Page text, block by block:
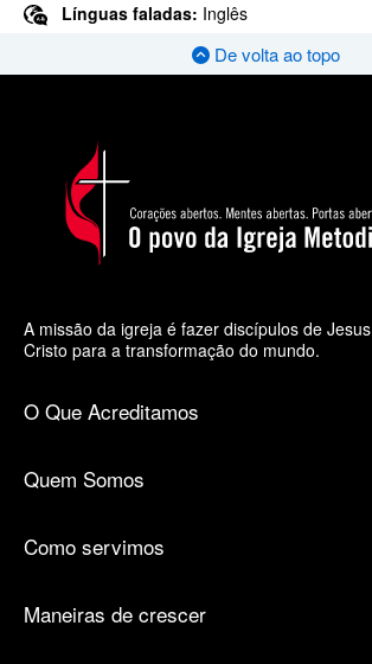
Línguas faladas: Inglês
De volta ao topo
A missão da igreja é fazer discípulos de Jesus
Cristo para a transformação do mundo.
O Que Acreditamos
Quem Somos
Como servimos
Maneiras de crescer